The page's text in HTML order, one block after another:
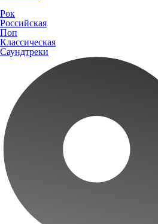
Рок
Российская
Поп
Классическая
Саундтреки